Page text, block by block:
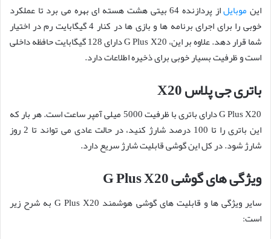
این موبایل
از پردازنده 64 بیتی هشت هسته ای بهره می برد تا عملکرد
خوبی را برای اجرای برنامه ها و بازی ها در کنار 4 گیگابایت رم در اختیار
شما قرار دهد. علاوه بر این، G Plus X20 دارای 128 گیگابایت حافظه داخلی
است و ظرفیت بسیار خوبی برای ذخیره اطلاعات دارد.
باتری جی پلاس X20
G Plus X20 دارای باتری با ظرفیت 5000 میلی آمپر ساعت است. هر بار که
این باتری را تا 100 درصد شارژ کنید، در حالت عادی می تواند تا 2 روز
شارژ شود. در کل این گوشی قابلیت شارژ سریع دارد.
ویژگی های گوشی G Plus X20
سایر ویژگی ها و قابلیت های گوشی هوشمند G Plus X20 به شرح زیر
است: